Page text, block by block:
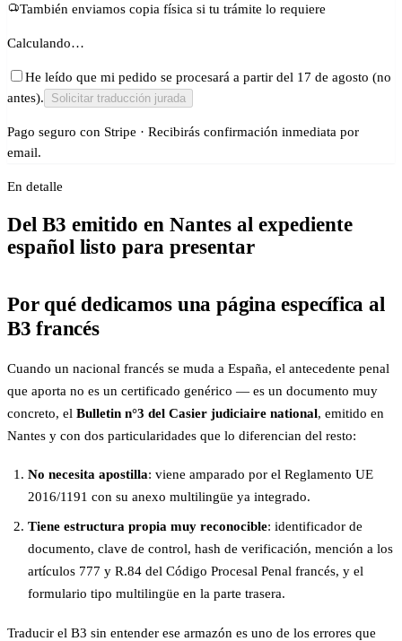
También enviamos copia física si tu trámite lo requiere
Calculando…
He leído que mi pedido se procesará a partir del 17 de agosto (no
antes).
Solicitar traducción jurada
Pago seguro con Stripe · Recibirás confirmación inmediata por
email.
En detalle
Del B3 emitido en Nantes al expediente
español listo para presentar
Por qué dedicamos una página específica al
B3 francés
Cuando un nacional francés se muda a España, el antecedente penal
que aporta no es un certificado genérico — es un documento muy
concreto, el Bulletin n°3 del Casier judiciaire national, emitido en
Nantes y con dos particularidades que lo diferencian del resto:
No necesita apostilla: viene amparado por el Reglamento UE
2016/1191 con su anexo multilingüe ya integrado.
Tiene estructura propia muy reconocible: identificador de
documento, clave de control, hash de verificación, mención a los
artículos 777 y R.84 del Código Procesal Penal francés, y el
formulario tipo multilingüe en la parte trasera.
Traducir el B3 sin entender ese armazón es uno de los errores que